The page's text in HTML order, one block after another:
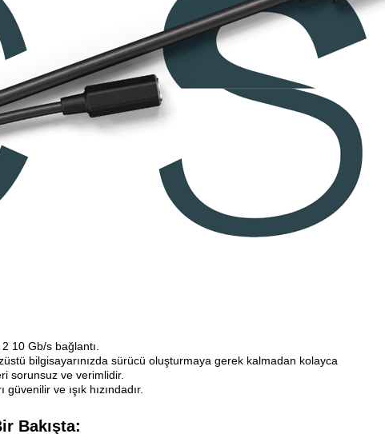
10 Gb/s bağlantı.
bilgisayarınızda sürücü oluşturmaya gerek kalmadan kolayca
sorunsuz ve verimlidir.
ve ışık hızındadır.
Bakışta: